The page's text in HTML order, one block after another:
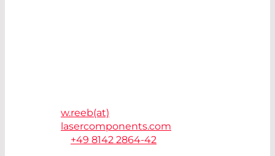
w.reeb(at)
lasercomponents.com
+49 8142 2864-42